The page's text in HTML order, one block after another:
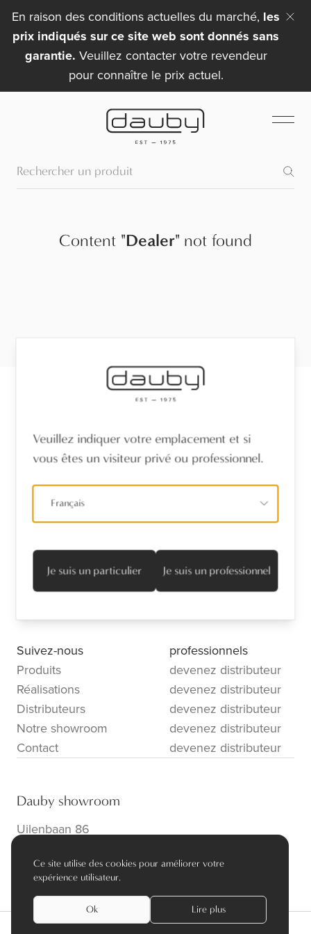
En raison des conditions actuelles du marché, les
prix indiqués sur ce site web sont donnés sans
garantie. Veuillez contacter votre revendeur
pour connaître le prix actuel.
Content "Dealer" not found
Nom*
Adresse mail*
S’abonner
Suivez-nous
Produits
Réalisations
Distributeurs
Notre showroom
Contact
professionnels
devenez distributeur
devenez distributeur
devenez distributeur
devenez distributeur
devenez distributeur
Dauby showroom
Uilenbaan 86
info@dauby.be|+32 3 354 16 86
Ce site utilise des cookies pour améliorer votre
expérience utilisateur.
Ok Lire plus
Veuillez indiquer votre emplacement et si
vous êtes un visiteur privé ou professionnel.
Français
Je suis un particulier Je suis un professionnel